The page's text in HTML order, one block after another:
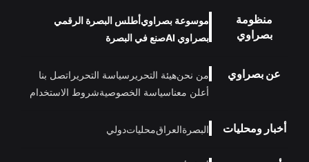
منظومة
بصراوي
موسوعة بصراويأطلس البصرة الرقمي
بصراوي AI
صنع في البصرة
عن بصراوي من نحنهيئة التحرير سياسة التحرير اتصل بنا
أعلن معناسياسة الخصوصيةشروط الاستخدام
أخبار ومحليات البصرةالعراقمحلياتدولي